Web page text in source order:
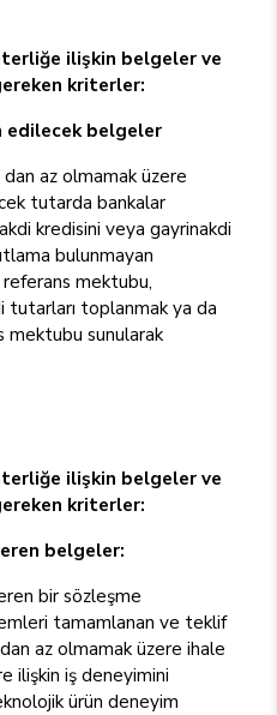
ilişkin belgeler ve
kriterler:
edilecek belgeler
az olmamak üzere
tutarda bankalar
kredisini veya gayrinakdi
bulunmayan
mektubu,
toplanmak ya da
mektubu sunularak
ilişkin belgeler ve
kriterler:
belgeler:
bir sözleşme
tamamlanan ve teklif
az olmamak üzere ihale
ilişkin iş deneyimini
ürün deneyim